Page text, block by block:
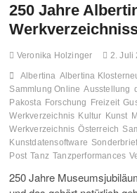
250 Jahre
Veronika Holzinger 2. Juli
Albertina Albertina
Sammlung Online Ausstellung
Pakosta Forschung Freizeit
Werkverzeichnis Kultur Kunst
Werkverzeichnis Österreich
Kunstdatensoftware
Post Tanz Tanzperformances
250 Jahre